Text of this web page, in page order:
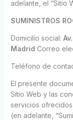
adelante, el “Sitio
SUMINISTROS
Domicilio social:
Madrid Correo
Teléfono de
El presente
Sitio Web y las
servicios ofrecidos
(en adelante,